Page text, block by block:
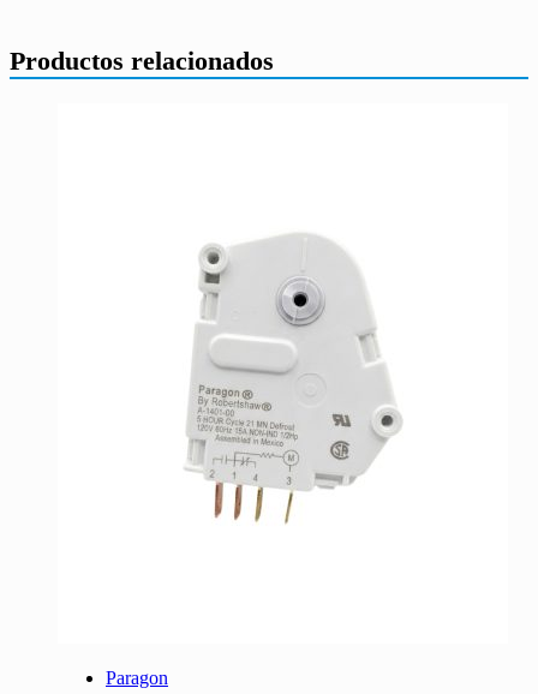
Productos relacionados
Paragon